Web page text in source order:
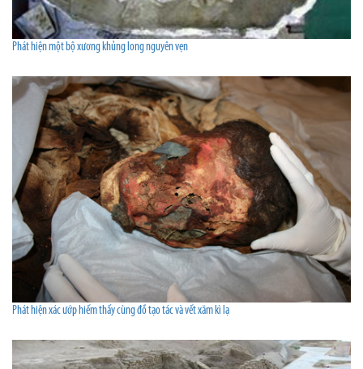
Phát hiện một bộ xương khủng long nguyên vẹn
Phát hiện xác ướp hiếm thấy cùng đồ tạo tác và vết xăm kì lạ